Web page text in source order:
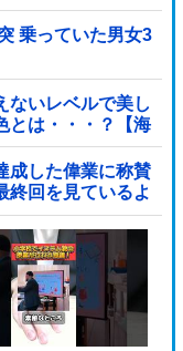
乗っていた男女3
ないレベルで美し
とは・・・？【海
成した偉業に称賛
終回を見ているよ